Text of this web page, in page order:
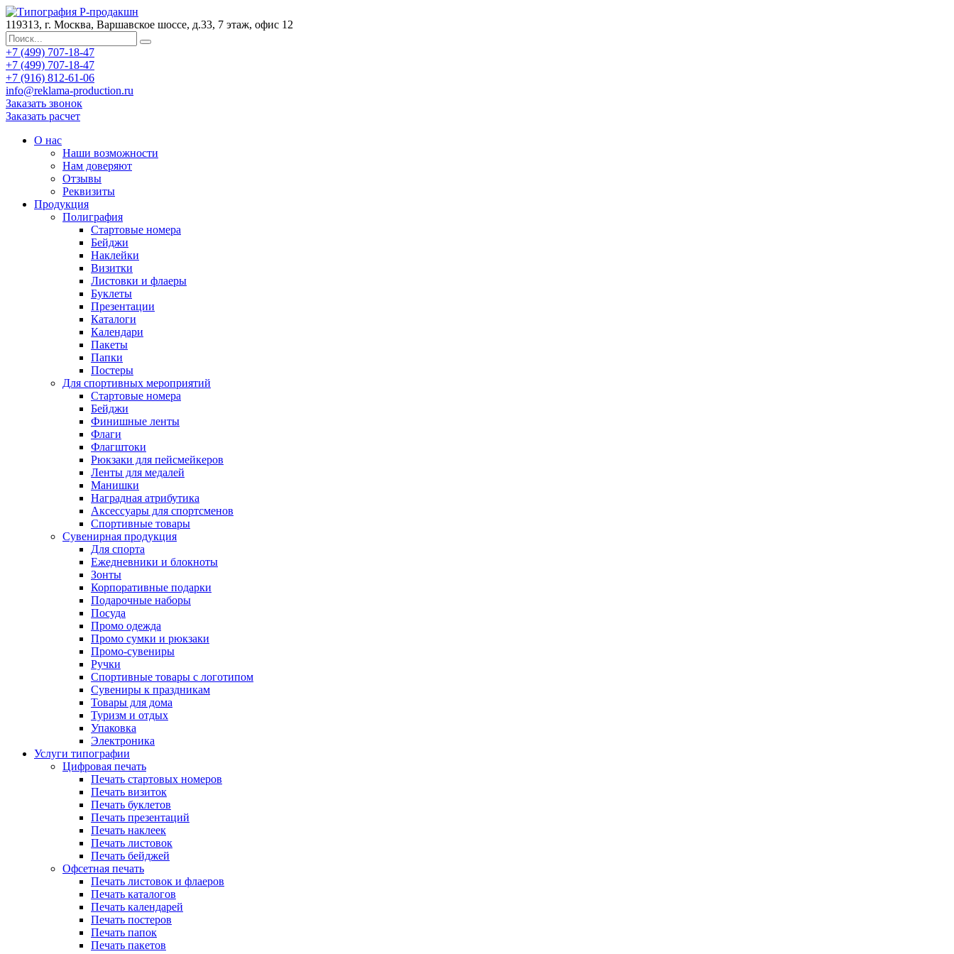
119313, г. Москва, Варшавское шоссе, д.33, 7 этаж, офис 12
+7 (499) 707-18-47
+7 (499) 707-18-47
+7 (916) 812-61-06
info@reklama-production.ru
Заказать звонок
Заказать расчет
О нас
Наши возможности
Нам доверяют
Отзывы
Реквизиты
Продукция
Полиграфия
Стартовые номера
Бейджи
Наклейки
Визитки
Листовки и флаеры
Буклеты
Презентации
Каталоги
Календари
Пакеты
Папки
Постеры
Для спортивных мероприятий
Стартовые номера
Бейджи
Финишные ленты
Флаги
Флагштоки
Рюкзаки для пейсмейкеров
Ленты для медалей
Манишки
Наградная атрибутика
Аксессуары для спортсменов
Спортивные товары
Сувенирная продукция
Для спорта
Ежедневники и блокноты
Зонты
Корпоративные подарки
Подарочные наборы
Посуда
Промо одежда
Промо сумки и рюкзаки
Промо-сувениры
Ручки
Спортивные товары с логотипом
Сувениры к праздникам
Товары для дома
Туризм и отдых
Упаковка
Электроника
Услуги типографии
Цифровая печать
Печать стартовых номеров
Печать визиток
Печать буклетов
Печать презентаций
Печать наклеек
Печать листовок
Печать бейджей
Офсетная печать
Печать листовок и флаеров
Печать каталогов
Печать календарей
Печать постеров
Печать папок
Печать пакетов